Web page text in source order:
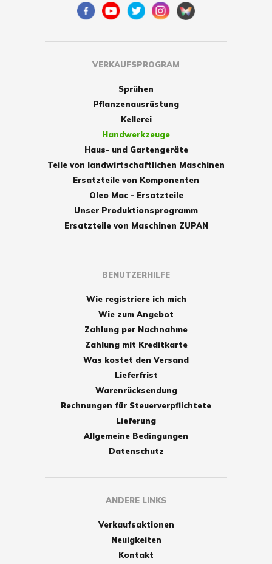
VERKAUFSPROGRAM
Sprühen
Pflanzenausrüstung
Kellerei
Handwerkzeuge
Haus- und Gartengeräte
Teile von landwirtschaftlichen Maschinen
Ersatzteile von Komponenten
Oleo Mac - Ersatzteile
Unser Produktionsprogramm
Ersatzteile von Maschinen ZUPAN
BENUTZERHILFE
Wie registriere ich mich
Wie zum Angebot
Zahlung per Nachnahme
Zahlung mit Kreditkarte
Was kostet den Versand
Lieferfrist
Warenrücksendung
Rechnungen für Steuerverpflichtete
Lieferung
Allgemeine Bedingungen
Datenschutz
ANDERE LINKS
Verkaufsaktionen
Neuigkeiten
Kontakt